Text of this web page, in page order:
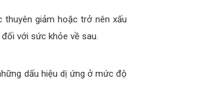
giảm hoặc trở nên xấu
với sức khỏe về sau.
dấu hiệu dị ứng ở mức độ